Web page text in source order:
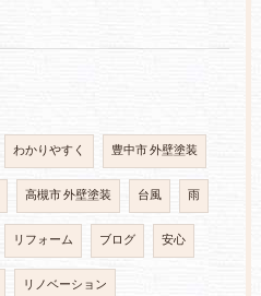
わかりやすく 豊中市 外壁塗装
高槻市 外壁塗装 台風 雨
リフォーム ブログ 安心
リノベーション